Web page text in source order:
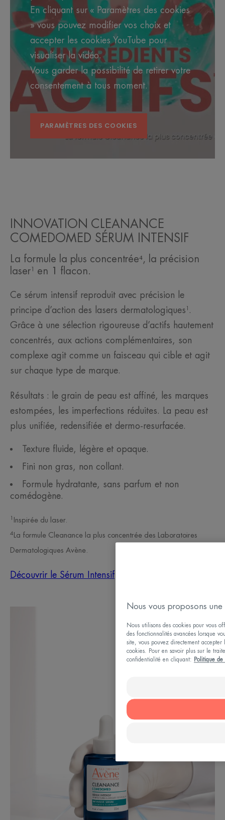
En cliquant sur « Paramètres des cookies
» vous pouvez modifier vos choix et
accepter les cookies YouTube pour
visualiser la vidéo.
Vous garder la possibilité de retirer votre
consentement à tous moment.
PARAMÈTRES DES COOKIES
INNOVATION CLEANANCE
COMEDOMED SÉRUM INTENSIF
La formule la plus concentrée⁴, la précision
laser¹ en 1 flacon.
Ce sérum intensif reproduit avec précision le
principe d’action des lasers dermatologiques¹.
Grâce à une sélection rigoureuse d’actifs hautement
concentrés, aux actions complémentaires, son
complexe agit comme un faisceau qui cible et agit
sur chaque type de marque.
Résultats : le grain de peau est affiné, les marques
estompées, les imperfections réduites. La peau est
plus unifiée, redensifiée et dermo-resurfacée.
Texture fluide, légère et opaque.
Fini non gras, non collant.
Formule hydratante, sans parfum et non
comédogène.
1 Inspirée du laser.
4
La formule Cleanance la plus concentrée des Laboratoires
Dermatologiques Avène.
Découvrir le Sérum Intensif
Nous vous proposons
Nous utilisons des cookies pour vous
des fonctionnalités avancées lorsque
site, vous pouvez directement
cookies. Pour en savoir plus sur le
confidentialité en cliquant:
Politique